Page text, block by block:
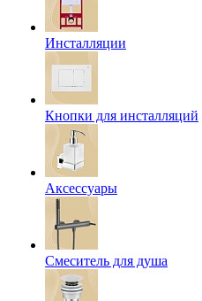
Инсталляции
Кнопки для инсталляций
Аксессуары
Смеситель для душа